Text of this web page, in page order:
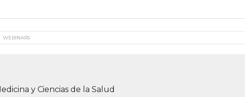
WEBINARS
y Ciencias de la Salud